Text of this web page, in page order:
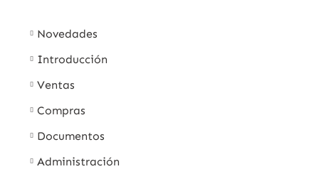
Novedades
Introducción
Ventas
Compras
Documentos
Administración